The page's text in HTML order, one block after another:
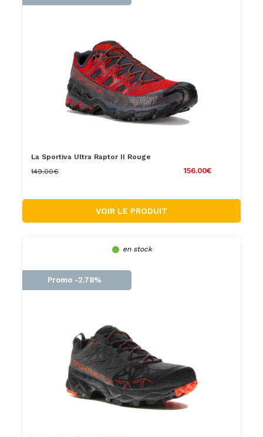
La Sportiva Ultra Raptor II Rouge
156.00€
149.00€
VOIR LE PRODUIT
en stock
Promo -2.78%